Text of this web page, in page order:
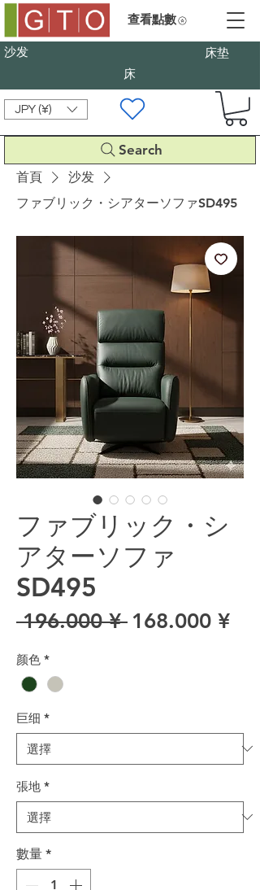
沙发
床垫
床
JPY (¥)
Search
查看點數
首頁
沙发
ファブリック・シアターソファSD495
ファブリック・シ
アターソファ
SD495
196.000 ¥ 一般價格
168.000 ¥促
颜色 *
巨细 *
張地 *
數量 *